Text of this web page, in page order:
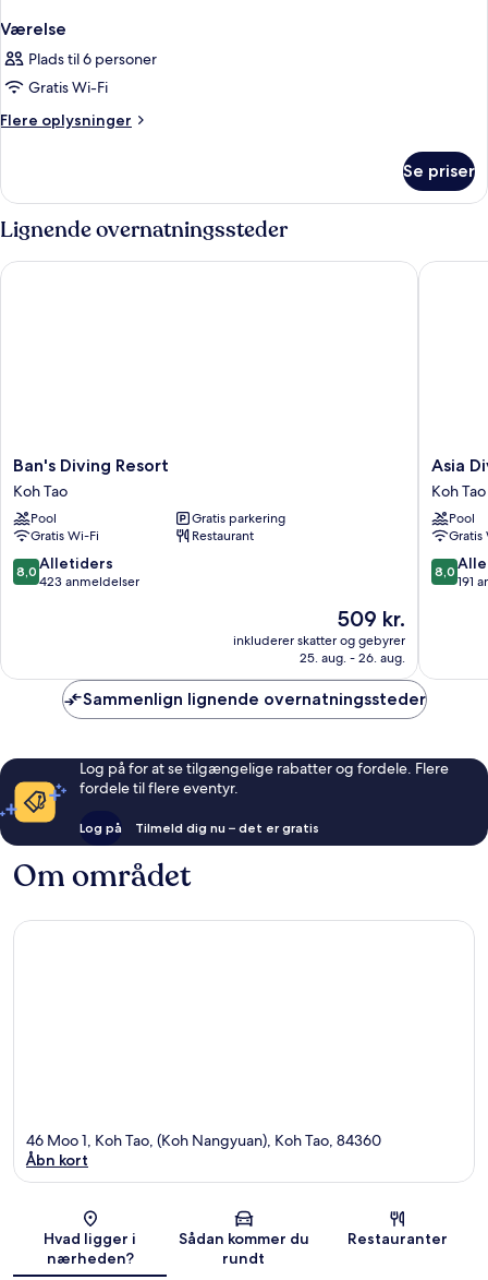
Værelse
Plads til 6 personer
Gratis Wi-Fi
Flere oplysninger
Flere
Se priser
Lignende overnatningssteder
Ban's
Diving
Resort
Koh
Tao
Ban's Diving Resort
Koh Tao
Pool
Gratis parkering
Gratis Wi-Fi
Restaurant
8.0
ud
anmeldelser
8,0 Alletiders
423 anmeldelser
Prisen
509 kr.
509 kr.
inkluderer skatter og gebyrer
25. aug. - 26. aug.
Ban's Diving Resort
Asia
Divers
Resort
Koh
Tao
Asia
Koh Tao
Pool
Gratis
8.0
ud
8,0
191
Asia
Sammenlign lignende overnatningssteder
Log på for at se tilgængelige rabatter og fordele. Flere
fordele til flere eventyr.
Log på Tilmeld dig nu – det er gratis
Om området
Kort
46 Moo 1, Koh Tao, (Koh Nangyuan), Koh Tao, 84360
Åbn kort
Hvad ligger i
nærheden?
Sådan kommer du
rundt
Restauranter